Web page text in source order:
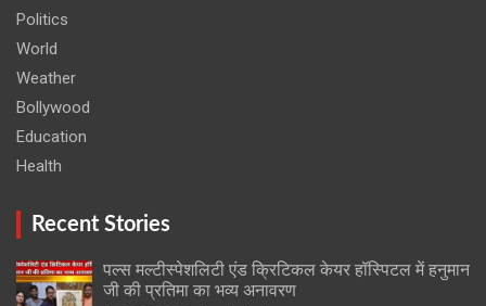
Politics
World
Weather
Bollywood
Education
Health
Recent Stories
पल्स मल्टीस्पेशलिटी एंड क्रिटिकल केयर हॉस्पिटल में हनुमान
जी की प्रतिमा का भव्य अनावरण